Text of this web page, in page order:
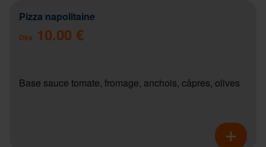
Pizza napolitaine
Dès 10.00 €
Base sauce tomate, fromage, anchois, câpres, olives